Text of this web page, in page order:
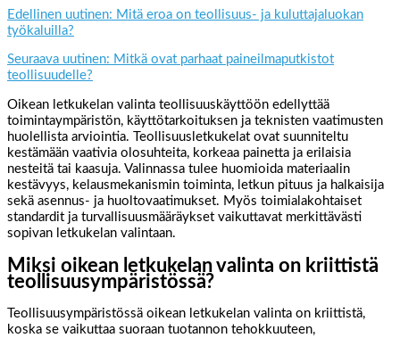
Edellinen uutinen: Mitä eroa on teollisuus- ja kuluttajaluokan
työkaluilla?
Seuraava uutinen: Mitkä ovat parhaat paineilmaputkistot
teollisuudelle?
Oikean letkukelan valinta teollisuuskäyttöön edellyttää
toimintaympäristön, käyttötarkoituksen ja teknisten vaatimusten
huolellista arviointia. Teollisuusletkukelat ovat suunniteltu
kestämään vaativia olosuhteita, korkeaa painetta ja erilaisia
nesteitä tai kaasuja. Valinnassa tulee huomioida materiaalin
kestävyys, kelausmekanismin toiminta, letkun pituus ja halkaisija
sekä asennus- ja huoltovaatimukset. Myös toimialakohtaiset
standardit ja turvallisuusmääräykset vaikuttavat merkittävästi
sopivan letkukelan valintaan.
Miksi oikean letkukelan valinta on kriittistä
teollisuusympäristössä?
Teollisuusympäristössä oikean letkukelan valinta on kriittistä,
koska se vaikuttaa suoraan tuotannon tehokkuuteen,